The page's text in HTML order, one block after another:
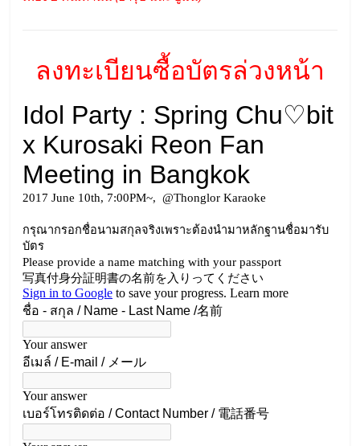
ลงทะเบียนซื้อบัตรล่วงหน้า